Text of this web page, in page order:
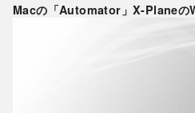
Macの「Automator」X-Planeの